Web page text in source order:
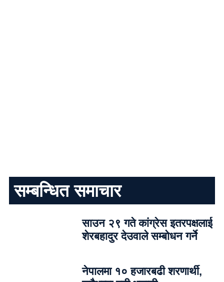
सम्बन्धित समाचार
साउन २९ गते कांग्रेस इतरपक्षलाई
शेरबहादुर देउवाले सम्बोधन गर्ने
नेपालमा १० हजारबढी शरणार्थी,